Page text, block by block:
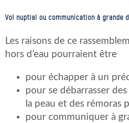
Vol nuptial ou communication à grande
Les raisons de ce
hors d’eau pourraient être
pour échapper à un
pour se débarrasser
la peau et des rémoras
pour communiquer à